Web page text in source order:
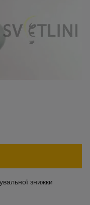
знижки